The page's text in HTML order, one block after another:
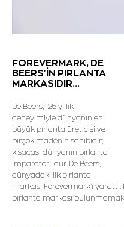
FOREVERMARK, DE
BEERS'İN PIRLANTA
MARKASIDIR...
De Beers, 125 yıllık
deneyimiyle dünyanın en
büyük pırlanta üreticisi ve
birçok madenin sahibidir;
kısacası dünyanın pırlanta
imparatorudur. De Beers,
dünyadaki ilk pırlanta
markası Forevermark'ı
pırlanta markası